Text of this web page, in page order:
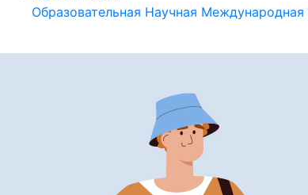
Образовательная Научная Международная